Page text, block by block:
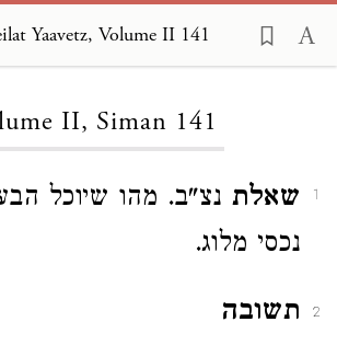
Yaavetz, Volume II 141
II, Siman 141
1 שאלת נצ"ב. מהו שיוכל
נכסי מלוג.
2 תשובה